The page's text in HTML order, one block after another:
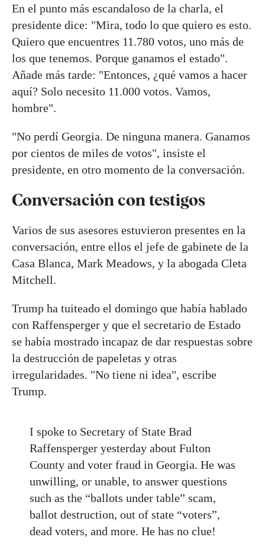
En el punto más escandaloso de la charla, el
presidente dice: "Mira, todo lo que quiero es esto.
Quiero que encuentres 11.780 votos, uno más de
los que tenemos. Porque ganamos el estado".
Añade más tarde: "Entonces, ¿qué vamos a hacer
aquí? Solo necesito 11.000 votos. Vamos,
hombre".
"No perdí Georgia. De ninguna manera. Ganamos
por cientos de miles de votos", insiste el
presidente, en otro momento de la conversación.
Conversación con testigos
Varios de sus asesores estuvieron presentes en la
conversación, entre ellos el jefe de gabinete de la
Casa Blanca, Mark Meadows, y la abogada Cleta
Mitchell.
Trump ha tuiteado el domingo que había hablado
con Raffensperger y que el secretario de Estado
se había mostrado incapaz de dar respuestas sobre
la destrucción de papeletas y otras
irregularidades. "No tiene ni idea", escribe
Trump.
I spoke to Secretary of State Brad
Raffensperger yesterday about Fulton
County and voter fraud in Georgia. He was
unwilling, or unable, to answer questions
such as the “ballots under table” scam,
ballot destruction, out of state “voters”,
dead voters, and more. He has no clue!